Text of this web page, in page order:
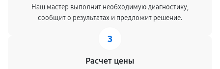
Наш мастер выполнит необходимую диагностику,
сообщит о результатах и предложит решение.
3
Расчет цены